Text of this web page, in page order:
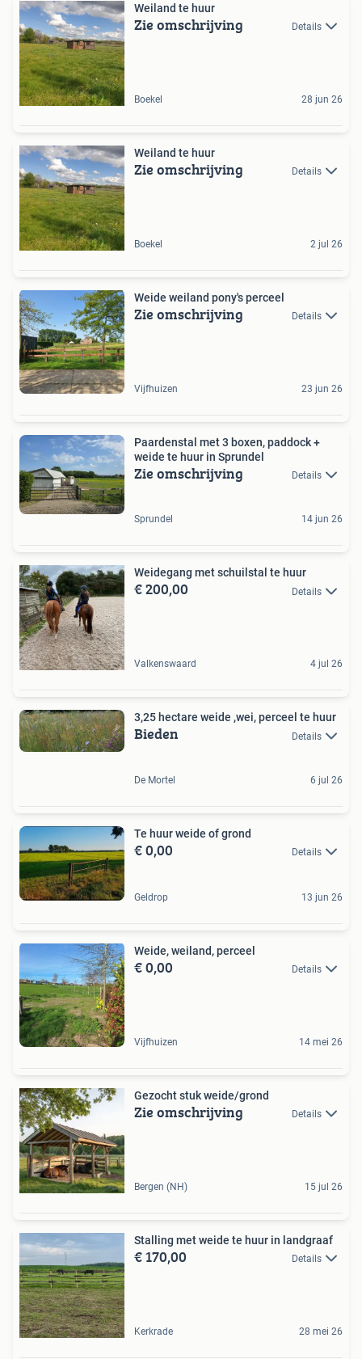
Weiland te huur
Zie omschrijving Details
Boekel 28 jun 26
Weiland te huur
Zie omschrijving Details
Boekel 2 jul 26
Weide weiland pony's perceel
Zie omschrijving Details
Vijfhuizen 23 jun 26
Paardenstal met 3 boxen, paddock +
weide te huur in Sprundel
Zie omschrijving Details
Sprundel 14 jun 26
Weidegang met schuilstal te huur
€ 200,00 Details
Valkenswaard 4 jul 26
3,25 hectare weide ,wei, perceel te huur
Bieden Details
De Mortel 6 jul 26
Te huur weide of grond
€ 0,00 Details
Geldrop 13 jun 26
Weide, weiland, perceel
€ 0,00 Details
Vijfhuizen 14 mei 26
Gezocht stuk weide/grond
Zie omschrijving Details
Bergen (NH) 15 jul 26
Stalling met weide te huur in landgraaf
€ 170,00 Details
Kerkrade 28 mei 26